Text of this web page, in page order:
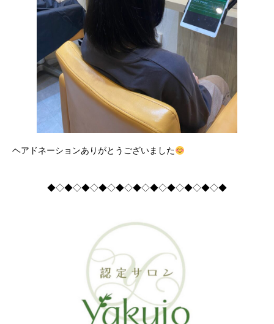
ヘアドネーションありがとうございました
◆◇◆◇◆◇◆◇◆◇◆◇◆◇◆◇◆◇◆◇◆